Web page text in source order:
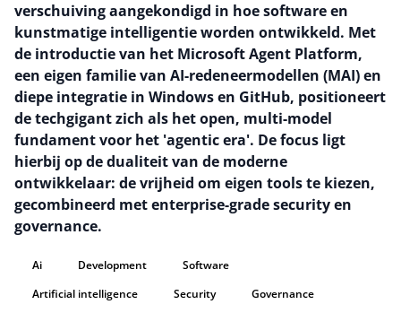
verschuiving aangekondigd in hoe software en
kunstmatige intelligentie worden ontwikkeld. Met
de introductie van het Microsoft Agent Platform,
een eigen familie van AI-redeneermodellen (MAI) en
diepe integratie in Windows en GitHub, positioneert
de techgigant zich als het open, multi-model
fundament voor het 'agentic era'. De focus ligt
hierbij op de dualiteit van de moderne
ontwikkelaar: de vrijheid om eigen tools te kiezen,
gecombineerd met enterprise-grade security en
governance.
Ai Development
Software
Artificial intelligence
Security Governance